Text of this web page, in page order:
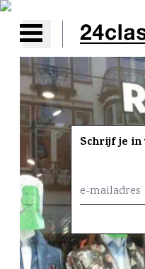
Open main menu
Schrijf je